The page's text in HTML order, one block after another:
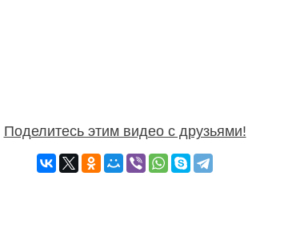
Поделитесь этим видео с друзьями!